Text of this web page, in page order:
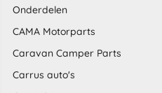
Onderdelen
CAMA Motorparts
Caravan Camper Parts
Carrus auto's